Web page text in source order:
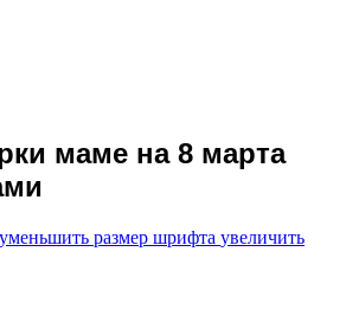
маме на 8 марта
уменьшить размер шрифта увеличить